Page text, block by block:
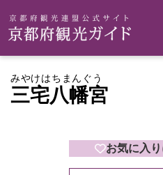
三宅八幡宮
みやけはちまんぐう
お気に入